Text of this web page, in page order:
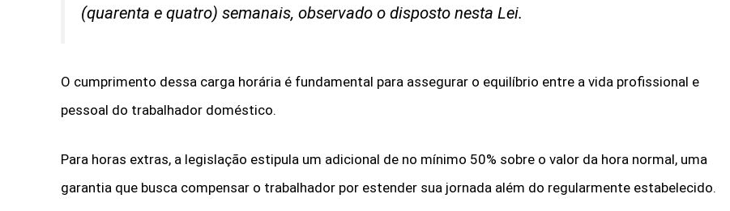
(quarenta e quatro) semanais, observado o disposto nesta Lei.
O cumprimento dessa carga horária é fundamental para assegurar o equilíbrio entre a vida profissional e
pessoal do trabalhador doméstico.
Para horas extras, a legislação estipula um adicional de no mínimo 50% sobre o valor da hora normal, uma
garantia que busca compensar o trabalhador por estender sua jornada além do regularmente estabelecido.